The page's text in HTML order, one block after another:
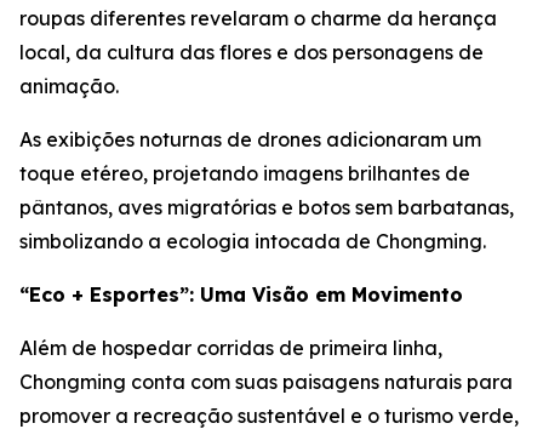
roupas diferentes revelaram o charme da herança
local, da cultura das flores e dos personagens de
animação.
As exibições noturnas de drones adicionaram um
toque etéreo, projetando imagens brilhantes de
pântanos, aves migratórias e botos sem barbatanas,
simbolizando a ecologia intocada de Chongming.
“Eco + Esportes”: Uma Visão em Movimento
Além de hospedar corridas de primeira linha,
Chongming conta com suas paisagens naturais para
promover a recreação sustentável e o turismo verde,